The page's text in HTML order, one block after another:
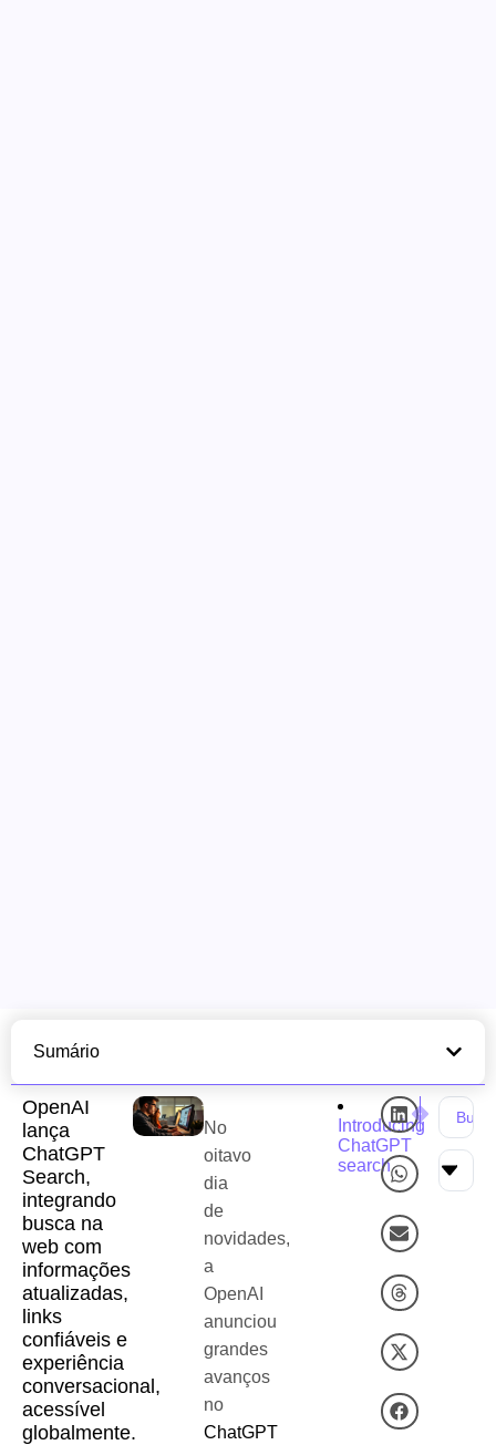
OpenAI
lança
ChatGPT
Search,
integrando
busca na
web com
informações
atualizadas,
links
confiáveis e
experiência
conversacional,
acessível
globalmente.
No
oitavo
dia
de
novidades,
a
OpenAI
anunciou
grandes
avanços
no
ChatGPT
Introducing
ChatGPT
search
próxima notícia
OpenAI
Sumário